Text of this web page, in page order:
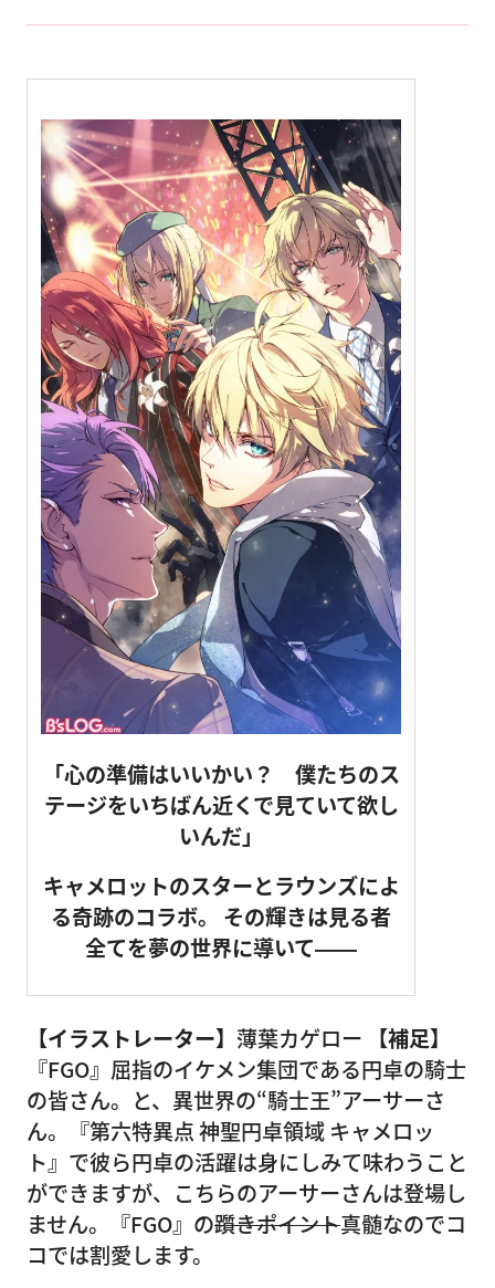
「心の準備はいいかい？ 僕たちのス
テージをいちばん近くで見ていて欲し
いんだ」
キャメロットのスターとラウンズによ
る奇跡のコラボ。
その輝きは見る者
全てを夢の世界に導いて――
【イラストレーター】 薄葉カゲロー
【補足】
『FGO』屈指のイケメン集団である円卓の騎士
の皆さん。と、異世界の“騎士王”アーサーさ
ん。『第六特異点 神聖円卓領域 キャメロッ
ト』で彼ら円卓の活躍は身にしみて味わうこと
ができますが、こちらのアーサーさんは登場し
ません。『FGO』の躓きポイント真髄なのでコ
コでは割愛します。